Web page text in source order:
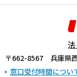
〒662-8567 兵庫県西
窓口受付時間につい